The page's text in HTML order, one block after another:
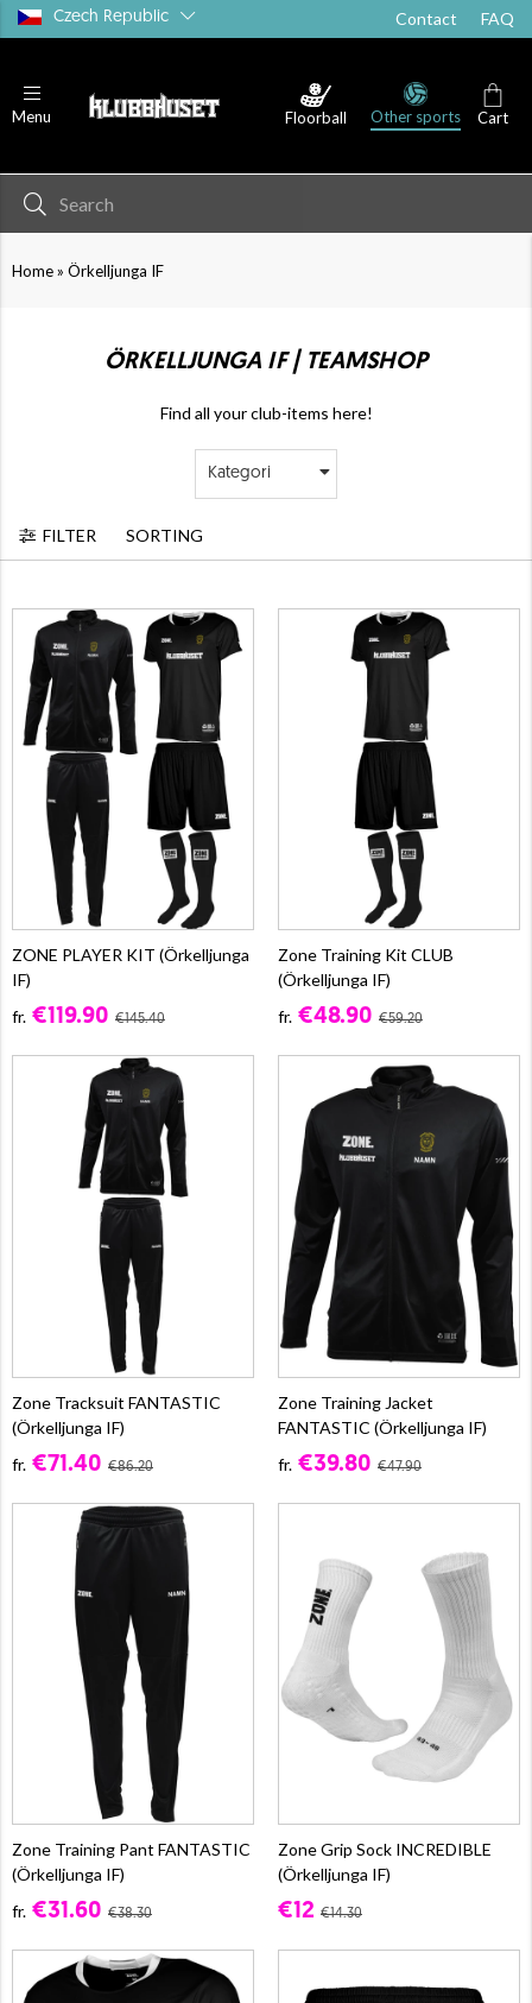
Czech Republic Contact FAQ
Menu Floorball Other sports Cart
Home» Örkelljunga IF
ÖRKELLJUNGA IF | TEAMSHOP
Find all your club-items here!
Kategori
FILTER SORTING
ZONE PLAYER KIT (Örkelljunga
IF)
fr. €119.90 €145.40
Zone Training Kit CLUB
(Örkelljunga IF)
fr. €48.90 €59.20
Zone Tracksuit FANTASTIC
(Örkelljunga IF)
fr. €71.40 €86.20
Zone Training Jacket
FANTASTIC (Örkelljunga IF)
fr. €39.80 €47.90
Zone Training Pant FANTASTIC
(Örkelljunga IF)
fr. €31.60 €38.30
Zone Grip Sock INCREDIBLE
(Örkelljunga IF)
€12 €14.30